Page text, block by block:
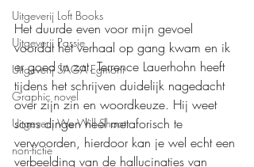
Uitgeverij Loft Books
Uitgeverij Passie
Uitgeverij SAGA Egmont
Graphic novel
Uitgeverij We Will Shoot
non-fictie
Het duurde even voor mijn gevoel
voordat het verhaal op gang kwam en ik
er goed in zat. Terrence Lauerhohn heeft
tijdens het schrijven duidelijk nagedacht
over zijn zin en woordkeuze. Hij weet
soms dingen heel metaforisch te
verwoorden, hierdoor kan je wel echt een
verbeelding van de hallucinaties van